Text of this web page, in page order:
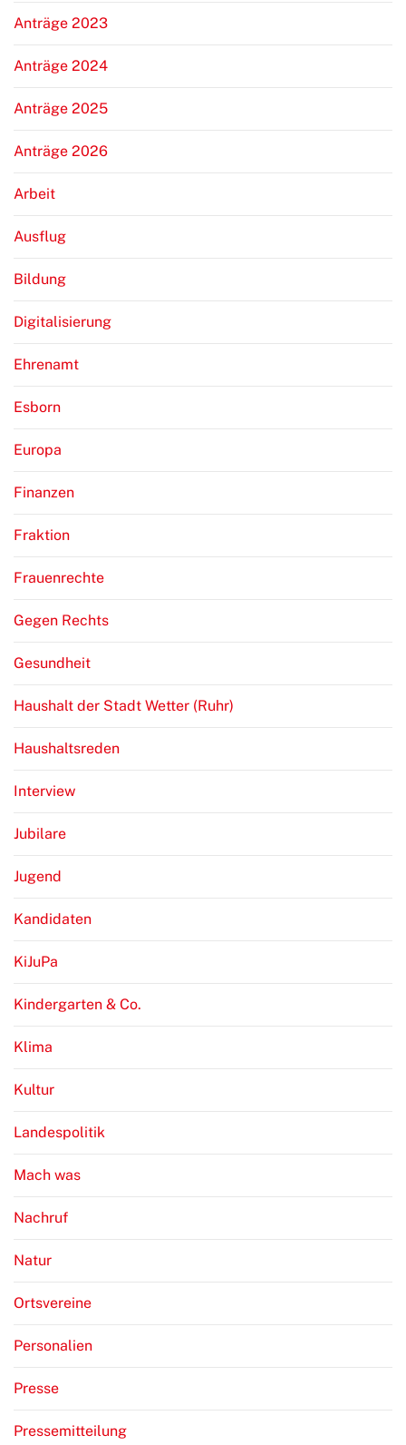
Anträge 2023
Anträge 2024
Anträge 2025
Anträge 2026
Arbeit
Ausflug
Bildung
Digitalisierung
Ehrenamt
Esborn
Europa
Finanzen
Fraktion
Frauenrechte
Gegen Rechts
Gesundheit
Haushalt der Stadt Wetter (Ruhr)
Haushaltsreden
Interview
Jubilare
Jugend
Kandidaten
KiJuPa
Kindergarten & Co.
Klima
Kultur
Landespolitik
Mach was
Nachruf
Natur
Ortsvereine
Personalien
Presse
Pressemitteilung